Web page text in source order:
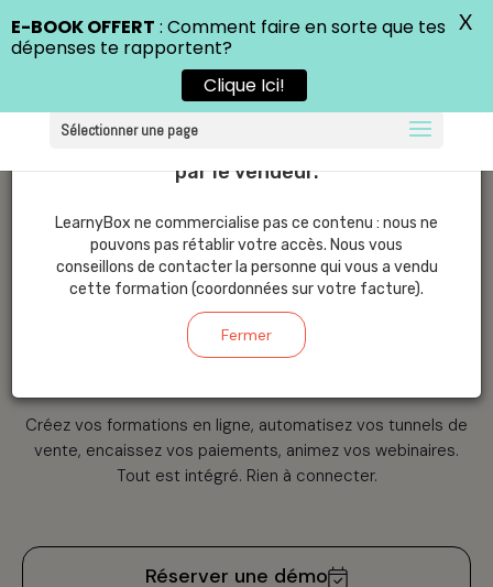
Sélectionner une page
Inscription JEGERE
FREE
Design deElegant Themes| Propulsé par
E-BOOK OFFERT : Comment faire en sorte que tes
dépenses te rapportent?
Clique Ici!
X